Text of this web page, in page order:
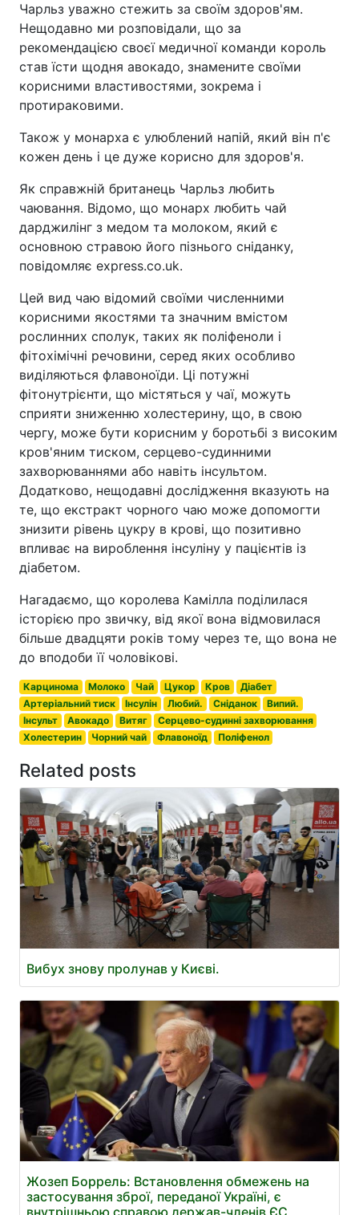
Чарльз уважно стежить за своїм здоров'ям.
Нещодавно ми розповідали, що за
рекомендацією своєї медичної команди король
став їсти щодня авокадо, знамените своїми
корисними властивостями, зокрема і
протираковими.
Також у монарха є улюблений напій, який він п'є
кожен день і це дуже корисно для здоров'я.
Як справжній британець Чарльз любить
чаювання. Відомо, що монарх любить чай
дарджилінг з медом та молоком, який є
основною стравою його пізнього сніданку,
повідомляє express.co.uk.
Цей вид чаю відомий своїми численними
корисними якостями та значним вмістом
рослинних сполук, таких як поліфеноли і
фітохімічні речовини, серед яких особливо
виділяються флавоноїди. Ці потужні
фітонутрієнти, що містяться у чаї, можуть
сприяти зниженню холестерину, що, в свою
чергу, може бути корисним у боротьбі з високим
кров'яним тиском, серцево-судинними
захворюваннями або навіть інсультом.
Додатково, нещодавні дослідження вказують на
те, що екстракт чорного чаю може допомогти
знизити рівень цукру в крові, що позитивно
впливає на вироблення інсуліну у пацієнтів із
діабетом.
Нагадаємо, що королева Камілла поділилася
історією про звичку, від якої вона відмовилася
більше двадцяти років тому через те, що вона не
до вподоби її чоловікові.
Карцинома Молоко Чай Цукор Кров
Діабет
Артеріальний тиск
Інсулін Любий. Сніданок
Випий.
Інсульт
Авокадо Витяг
Серцево-судинні захворювання
Холестерин
Чорний чай Флавоноїд Поліфенол
Related posts
Вибух знову пролунав у Києві.
Жозеп Боррель: Встановлення обмежень на
застосування зброї, переданої Україні, є
внутрішньою справою держав-членів ЄС